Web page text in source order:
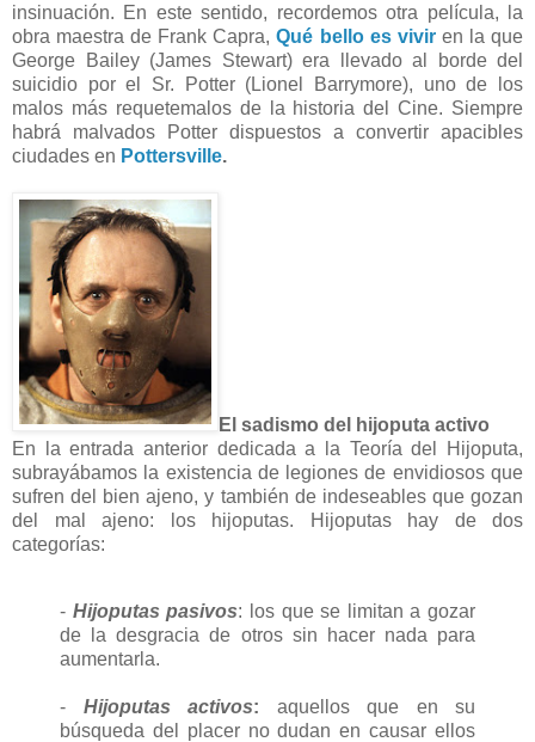
insinuación. En este sentido, recordemos otra película, la
obra maestra de Frank Capra,Qué bello es viviren la que
George Bailey (James Stewart) era llevado al borde del
suicidio por el Sr. Potter (Lionel Barrymore), uno de los
malos más requetemalos de la historia del Cine. Siempre
habrá malvados Potter dispuestos a convertir apacibles
ciudades en Pottersville.
El sadismo del hijoputa activo
En la entrada anterior dedicada a la Teoría del Hijoputa,
subrayábamos la existencia de legiones de envidiosos que
sufren del bien ajeno, y también de indeseables que gozan
del mal ajeno: los hijoputas. Hijoputas hay de dos
categorías:
- Hijoputas pasivos: los que se limitan a gozar
de la desgracia de otros sin hacer nada para
aumentarla.
- Hijoputas activos: aquellos que en su
búsqueda del placer no dudan en causar ellos